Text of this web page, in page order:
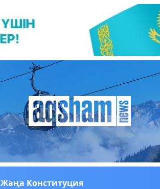
Жаңа Конституция